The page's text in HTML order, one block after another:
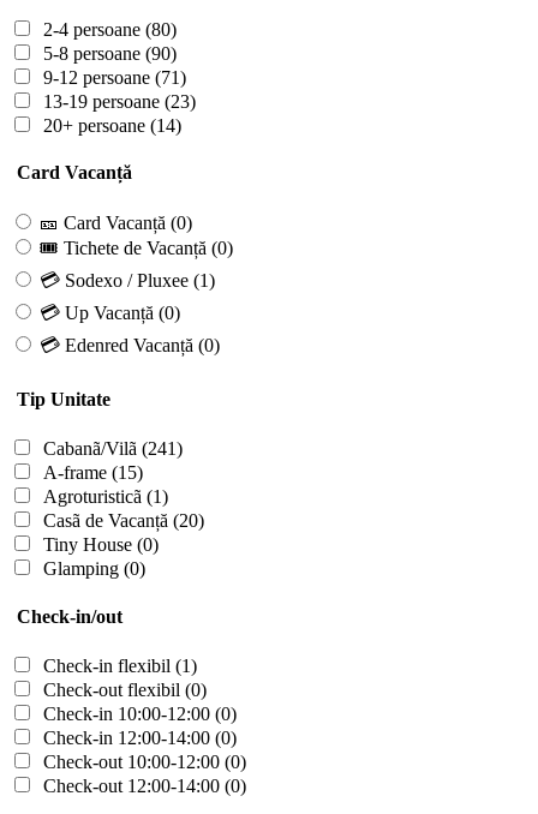
2-4 persoane (80)
5-8 persoane (90)
9-12 persoane (71)
13-19 persoane (23)
20+ persoane (14)
Card Vacanță
🎫 Card Vacanță (0)
🎟 Tichete de Vacanță (0)
💳 Sodexo / Pluxee (1)
💳 Up Vacanță (0)
💳 Edenred Vacanță (0)
Tip Unitate
Cabanã/Vilã (241)
A-frame (15)
Agroturisticã (1)
Casã de Vacanță (20)
Tiny House (0)
Glamping (0)
Check-in/out
Check-in flexibil (1)
Check-out flexibil (0)
Check-in 10:00-12:00 (0)
Check-in 12:00-14:00 (0)
Check-out 10:00-12:00 (0)
Check-out 12:00-14:00 (0)